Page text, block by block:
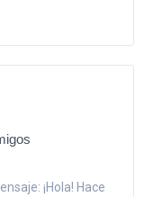
¡Hola! Hace